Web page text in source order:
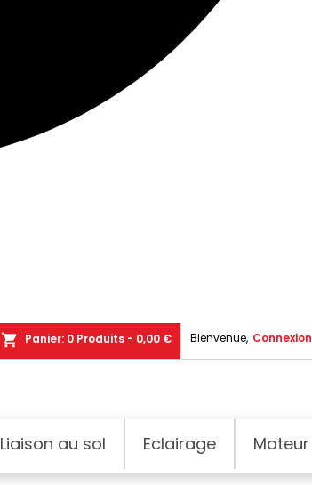
Bienvenue, Connexion
shopping_cart Panier: 0 Produits - 0,00 €
Liaison au sol Eclairage Moteur